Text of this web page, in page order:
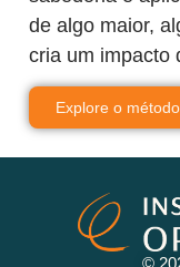
de algo maior,
cria um impacto
Explore o método